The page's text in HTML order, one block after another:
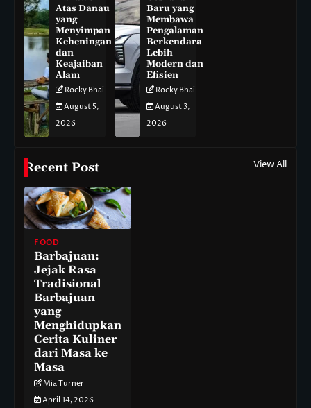
Atas Danau
yang
Menyimpan
Keheningan
dan
Keajaiban
Alam
Rocky Bhai
August 5,
2026
Baru yang
Membawa
Pengalaman
Berkendara
Lebih
Modern dan
Efisien
Rocky Bhai
August 3,
2026
Recent Post View All
FOOD
Barbajuan:
Jejak Rasa
Tradisional
Barbajuan
yang
Menghidupkan
Cerita Kuliner
dari Masa ke
Masa
Mia Turner
April 14, 2026